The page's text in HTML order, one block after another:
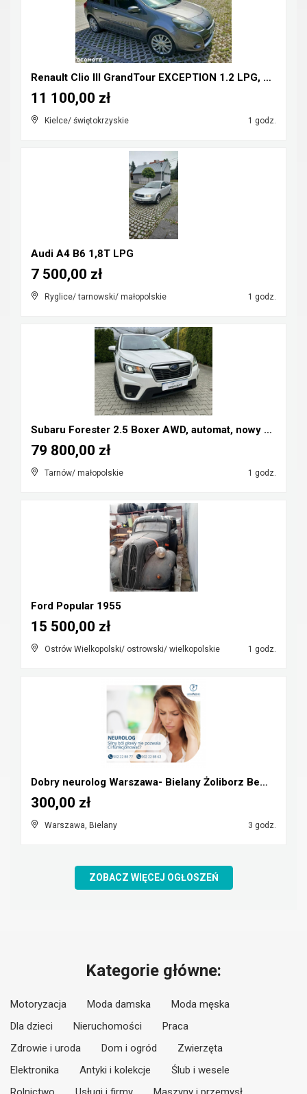
Renault Clio III GrandTour EXCEPTION 1.2 LPG, klim...
Kielce/ świętokrzyskie 1 godz.
11 100,00 zł
Audi A4 B6 1,8T LPG
Ryglice/ tarnowski/ małopolskie 1 godz.
7 500,00 zł
Subaru Forester 2.5 Boxer AWD, automat, nowy model...
Tarnów/ małopolskie 1 godz.
79 800,00 zł
Ford Popular 1955
Ostrów Wielkopolski/ ostrowski/ wielkopolskie 1 godz.
15 500,00 zł
Dobry neurolog Warszawa- Bielany Żoliborz Bemowo W...
Warszawa, Bielany 3 godz.
300,00 zł
ZOBACZ WIĘCEJ OGŁOSZEŃ
Kategorie główne:
Motoryzacja Moda damska
Moda męska
Dla dzieci
Nieruchomości
Praca
Zdrowie i uroda
Dom i ogród
Zwierzęta
Elektronika
Antyki i kolekcje
Ślub i wesele